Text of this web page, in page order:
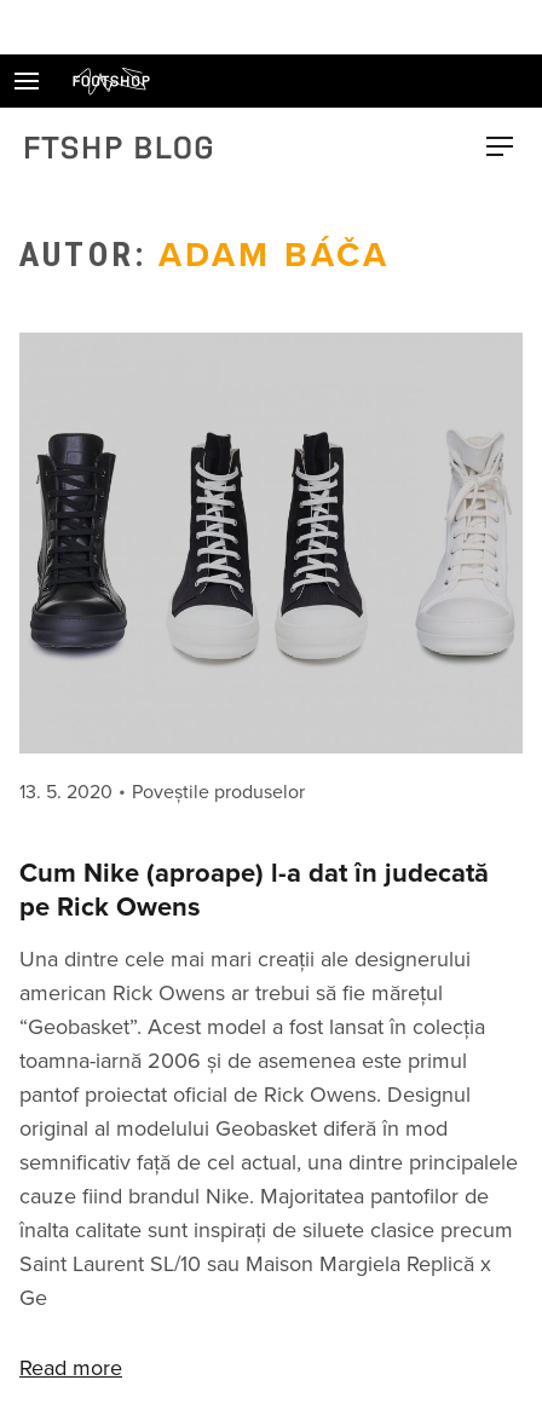
FTSHP blog Menu
AUTOR: ADAM BÁČA
Posted
13. 5. 2020 Categories
Poveștile produselor
Cum Nike (aproape) l-a dat în judecată
pe Rick Owens
Una dintre cele mai mari creații ale designerului
american Rick Owens ar trebui să fie mărețul
“Geobasket”. Acest model a fost lansat în colecția
toamna-iarnă 2006 și de asemenea este primul
pantof proiectat oficial de Rick Owens. Designul
original al modelului Geobasket diferă în mod
semnificativ față de cel actual, una dintre principalele
cauze fiind brandul Nike. Majoritatea pantofilor de
înalta calitate sunt inspirați de siluete clasice precum
Saint Laurent SL/10 sau Maison Margiela Replică x
Ge
Read more